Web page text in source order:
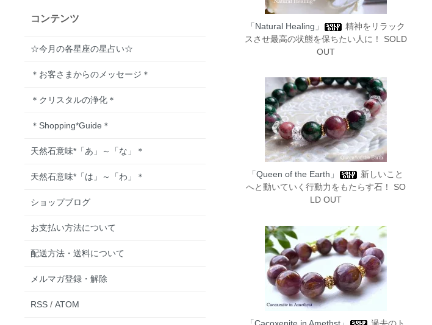
「Natural Healing」
精神をリラック
スさせ最高の状態を保ちたい人に！ SOLD
OUT
「Queen of the Earth」
新しいこと
へと動いていく行動力をもたらす石！ SO
LD OUT
コンテンツ
☆今月の各星座の星占い☆
＊お客さまからのメッセージ＊
＊クリスタルの浄化＊
＊Shopping*Guide＊
天然石意味*「あ」～「な」＊
天然石意味*「は」～「わ」＊
ショップブログ
お支払い方法について
配送方法・送料について
メルマガ登録・解除
RSS/ ATOM